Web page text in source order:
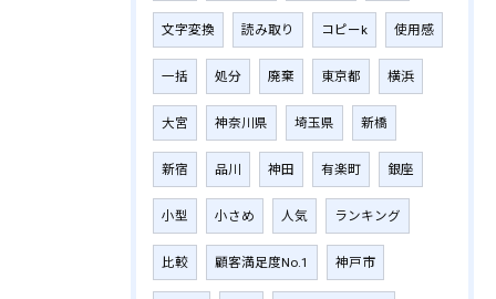
文字変換 読み取り コピーk 使用感
一括 処分 廃棄 東京都 横浜
大宮 神奈川県 埼玉県 新橋
新宿 品川 神田 有楽町 銀座
小型 小さめ 人気 ランキング
比較 顧客満足度No.1 神戸市